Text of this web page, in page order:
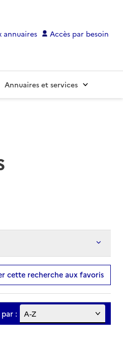
annuaires Accès par besoin
Annuaires et services
cette recherche aux favoris
: